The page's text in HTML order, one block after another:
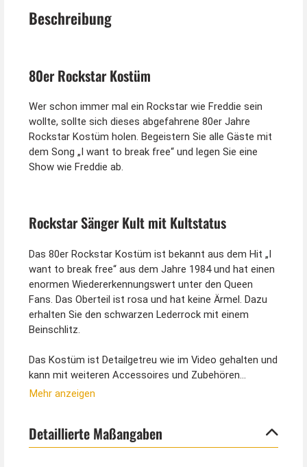
Beschreibung
80er Rockstar Kostüm
Wer schon immer mal ein Rockstar wie Freddie sein
wollte, sollte sich dieses abgefahrene 80er Jahre
Rockstar Kostüm holen. Begeistern Sie alle Gäste mit
dem Song „I want to break free“ und legen Sie eine
Show wie Freddie ab.
Rockstar Sänger Kult mit Kultstatus
Das 80er Rockstar Kostüm ist bekannt aus dem Hit „I
want to break free“ aus dem Jahre 1984 und hat einen
enormen Wiedererkennungswert unter den Queen
Fans. Das Oberteil ist rosa und hat keine Ärmel. Dazu
erhalten Sie den schwarzen Lederrock mit einem
Beinschlitz.
Das Kostüm ist Detailgetreu wie im Video gehalten und
kann mit weiteren Accessoires und Zubehören
erweitert werden. Hierzu können Sie eine Perücke und
Shop. Als 80er Jahre Sänger können Sie so in einer
Rockband überzeugen.
Mehr anzeigen
Detaillierte Maßangaben